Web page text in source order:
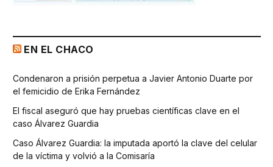
EN EL CHACO
Condenaron a prisión perpetua a Javier Antonio Duarte por
el femicidio de Erika Fernández
El fiscal aseguró que hay pruebas científicas clave en el
caso Álvarez Guardia
Caso Álvarez Guardia: la imputada aportó la clave del celular
de la víctima y volvió a la Comisaría